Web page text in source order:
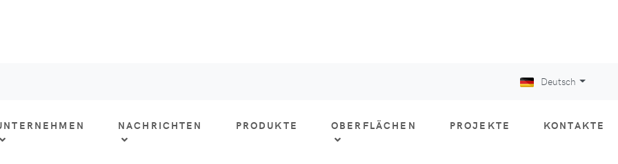
Deutsch
NACHRICHTEN PRODUKTE OBERFLÄCHEN PROJEKTE KONTAKTE